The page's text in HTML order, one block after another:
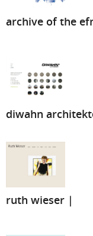
archive of the
diwahn
ruth wieser |